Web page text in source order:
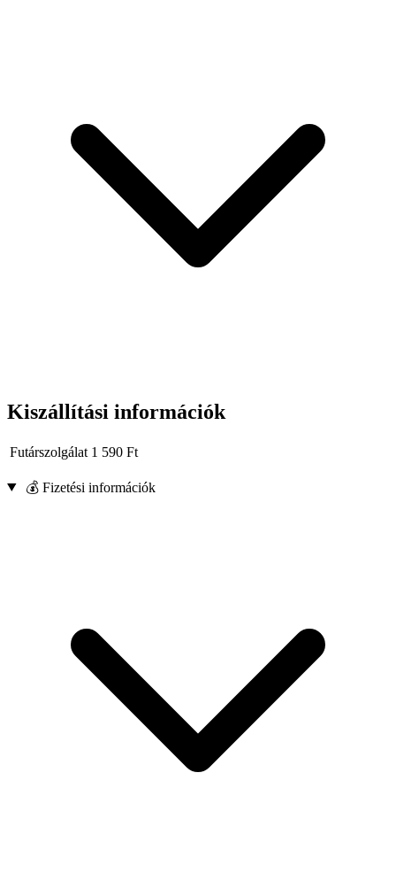
CR-MO anyagra
van szükséged a
mindennapi, kemény munkához.
Kiszállítási információk
Futárszolgálat 1 590 Ft
💰 Fizetési információk